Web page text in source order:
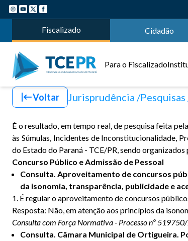
Fiscalizado Cidadão
Para o Fiscalizado
Voltar Jurisprudência Pesquisas
É o resultado, em tempo real, de pesquisa feita
às Súmulas, Incidentes de Inconstitucionalidade,
do Estado do Paraná - TCE/PR, sendo
Concurso Público e Admissão de Pessoal
Consulta. Aproveitamento de concursos
da isonomia, transparência, publicidade e
1. É regular o aproveitamento de concursos
Resposta: Não, em atenção aos princípios da
Consulta com Força Normativa - Processo nº
Consulta. Câmara Municipal de Ortigueira.